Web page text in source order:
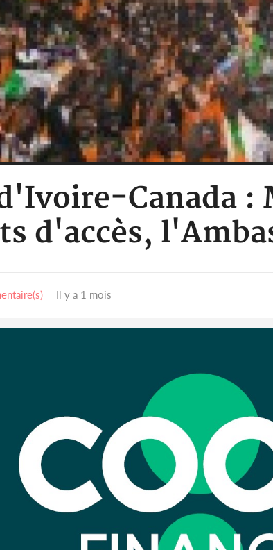
Canada :
d'accès,
Il y a 1 mois